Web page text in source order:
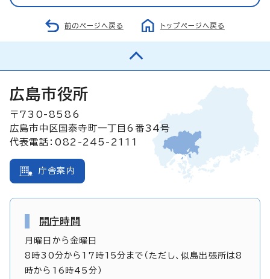
前のページへ戻る トップページへ戻る
広島市役所
〒730-8586
広島市中区国泰寺町一丁目6番34号
代表電話：082-245-2111
庁舎案内
開庁時間
月曜日から金曜日
8時30分から17時15分まで（ただし、似島出張所は8
時から16時45分）